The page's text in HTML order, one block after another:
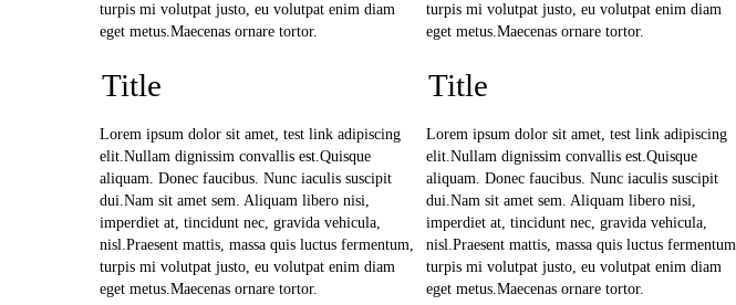
turpis mi volutpat justo, eu volutpat enim diam
eget metus.Maecenas ornare tortor.
turpis mi volutpat justo, eu volutpat enim diam
eget metus.Maecenas ornare tortor.
Title
Lorem ipsum dolor sit amet, test link adipiscing
elit.Nullam dignissim convallis est.Quisque
aliquam. Donec faucibus. Nunc iaculis suscipit
dui.Nam sit amet sem. Aliquam libero nisi,
imperdiet at, tincidunt nec, gravida vehicula,
nisl.Praesent mattis, massa quis luctus fermentum,
turpis mi volutpat justo, eu volutpat enim diam
eget metus.Maecenas ornare tortor.
Title
Lorem ipsum dolor sit amet, test link adipiscing
elit.Nullam dignissim convallis est.Quisque
aliquam. Donec faucibus. Nunc iaculis suscipit
dui.Nam sit amet sem. Aliquam libero nisi,
imperdiet at, tincidunt nec, gravida vehicula,
nisl.Praesent mattis, massa quis luctus fermentum,
turpis mi volutpat justo, eu volutpat enim diam
eget metus.Maecenas ornare tortor.